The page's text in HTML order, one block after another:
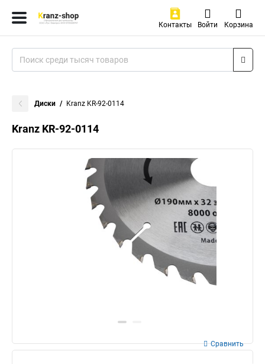
Контакты Войти Корзина
Диски Kranz KR-92-0114
Kranz KR-92-0114
Сравнить